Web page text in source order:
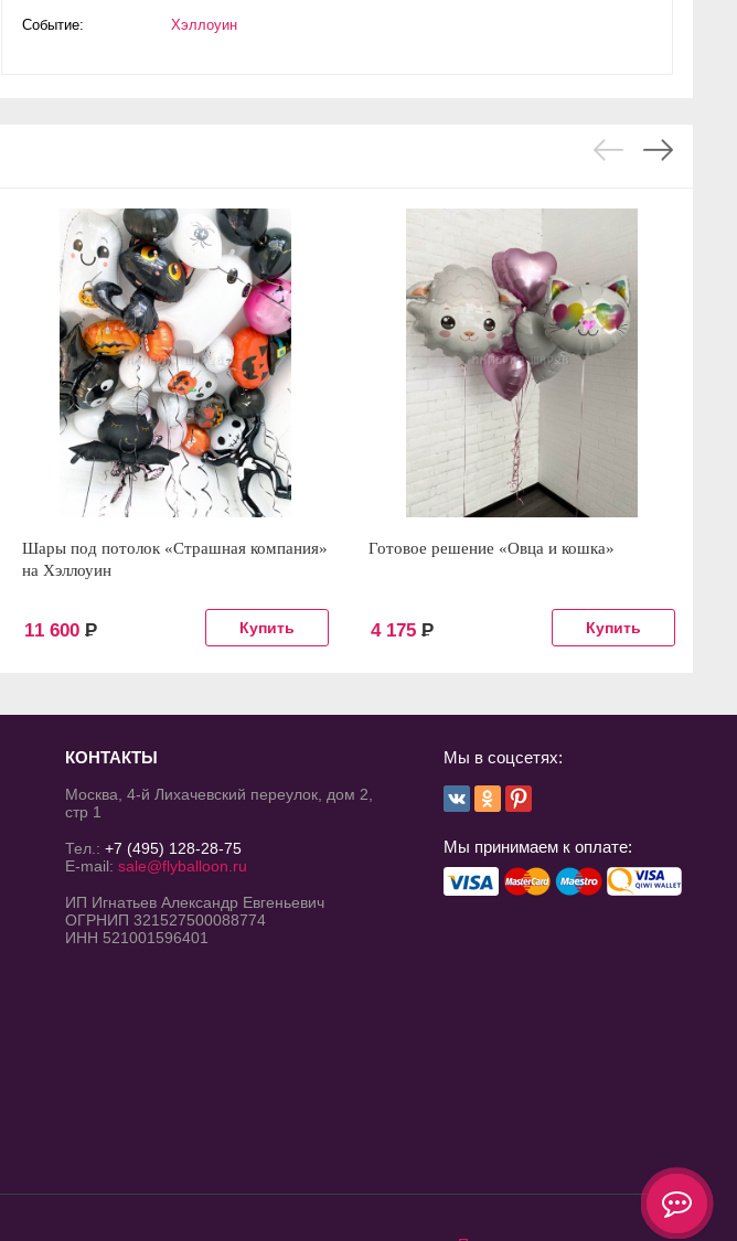
Событие: Хэллоуин
Шары под потолок «Страшная компания»
на Хэллоуин
11 600 Р
Готовое решение «Овца и кошка»
4 175 Р
КОНТАКТЫ
Москва, 4-й Лихачевский переулок, дом 2,
стр 1
Тел.:+7 (495) 128-28-75
E-mail:sale@flyballoon.ru
ИП Игнатьев Александр Евгеньевич
ОГРНИП 321527500088774
ИНН 521001596401
Мы в соцсетях:
Мы принимаем к оплате: